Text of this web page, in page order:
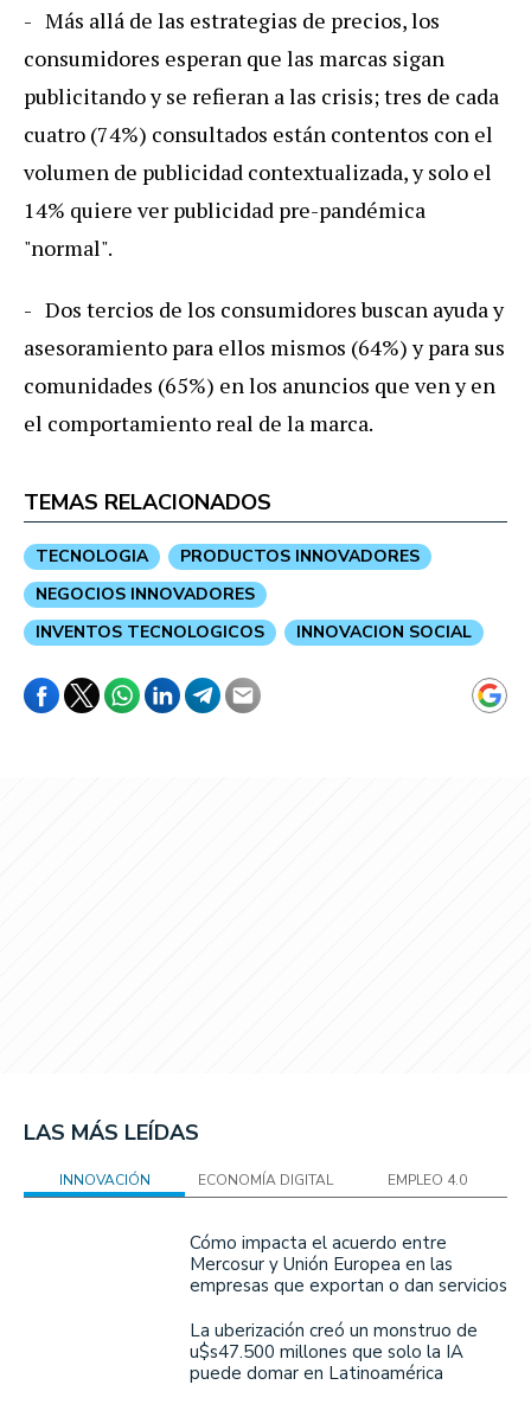
- Más allá de las estrategias de precios, los
consumidores esperan que las marcas sigan
publicitando y se refieran a las crisis; tres de cada
cuatro (74%) consultados están contentos con el
volumen de publicidad contextualizada, y solo el
14% quiere ver publicidad pre-pandémica
"normal".
- Dos tercios de los consumidores buscan ayuda y
asesoramiento para ellos mismos (64%) y para sus
comunidades (65%) en los anuncios que ven y en
el comportamiento real de la marca.
TEMAS RELACIONADOS
TECNOLOGIA
PRODUCTOS INNOVADORES
NEGOCIOS INNOVADORES
INVENTOS TECNOLOGICOS
INNOVACION SOCIAL
LAS MÁS LEÍDAS
INNOVACIÓN ECONOMÍA DIGITAL EMPLEO 4.0
Cómo impacta el acuerdo entre
Mercosur y Unión Europea en las
empresas que exportan o dan servicios
La uberización creó un monstruo de
u$s47.500 millones que solo la IA
puede domar en Latinoamérica